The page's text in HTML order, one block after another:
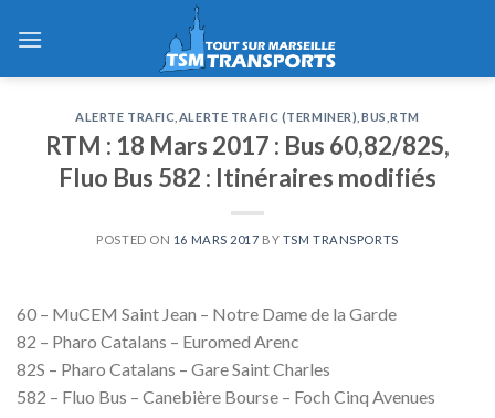
ALERTE TRAFIC ALERTE TRAFIC (TERMINER) BUS ,RTM
RTM : 18 Mars 2017 : Bus 60,82/82S,
Fluo Bus 582 : Itinéraires modifiés
POSTED ON 16 MARS 2017 BY TSM TRANSPORTS
60 – MuCEM Saint Jean – Notre Dame de la Garde
82 – Pharo Catalans – Euromed Arenc
82S – Pharo Catalans – Gare Saint Charles
582 – Fluo Bus – Canebière Bourse – Foch Cinq Avenues